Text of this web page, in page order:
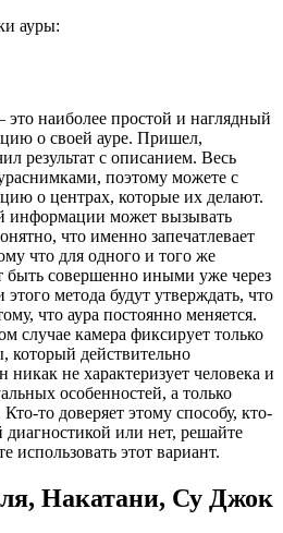
ауры:
это наиболее простой и наглядный
о своей ауре. Пришел,
результат с описанием. Весь
поэтому можете с
о центрах, которые их делают.
информации может вызывать
что именно запечатлевает
что для одного и того же
быть совершенно иными уже через
метода будут утверждать, что
что аура постоянно меняется.
случае камера фиксирует только
который действительно
никак не характеризует человека и
особенностей, а только
то доверяет этому способу, кто-
диагностикой или нет, решайте
использовать этот вариант.
Накатани, Су Джок